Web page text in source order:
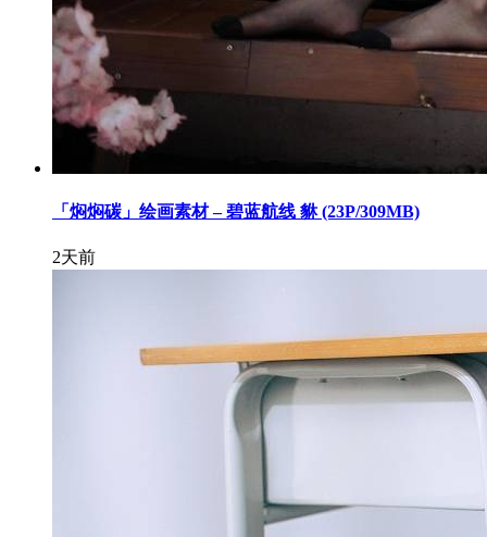
「焖焖碳」绘画素材 – 碧蓝航线 貅 (23P/309MB)
2天前